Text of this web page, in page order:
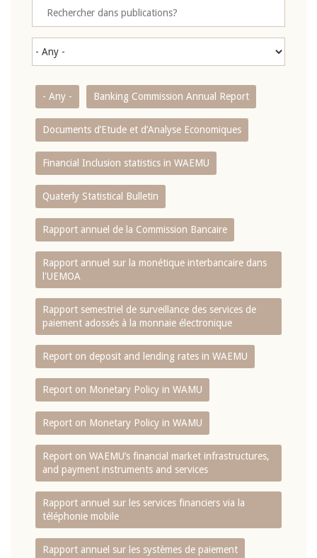
- Any - Banking Commission Annual Report
Documents d’Etude et d’Analyse Economiques
Financial Inclusion statistics in WAEMU
Quaterly Statistical Bulletin
Rapport annuel de la Commission Bancaire
Rapport annuel sur la monétique interbancaire dans
l'UEMOA
Rapport semestriel de surveillance des services de
paiement adossés à la monnaie électronique
Report on deposit and lending rates in WAEMU
Report on Monetary Policy in WAMU
Report on Monetary Policy in WAMU
Report on WAEMU’s financial market infrastructures,
and payment instruments and services
Rapport annuel sur les services financiers via la
téléphonie mobile
Rapport annuel sur les systèmes de paiement